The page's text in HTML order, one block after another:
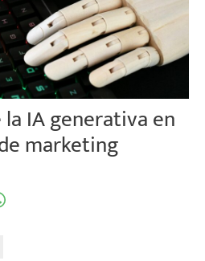
IA generativa en
marketing